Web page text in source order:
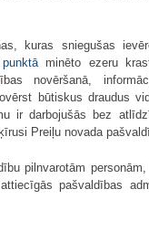
kuras sniegušas
minēto ezeru
novēršanā,
būtiskus draudus
ir darbojušās bez
Preiļu novada
pilnvarotām
pašvaldības